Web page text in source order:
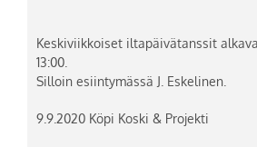
Keskiviikkoiset iltapäivätanssit
13:00.
Silloin esiintymässä J. Eskelinen.
9.9.2020 Köpi Koski & Projekti